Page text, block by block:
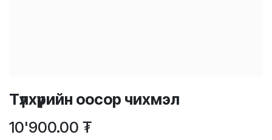
Түлхүүрийн оосор чихмэл
10'900.00 ₮